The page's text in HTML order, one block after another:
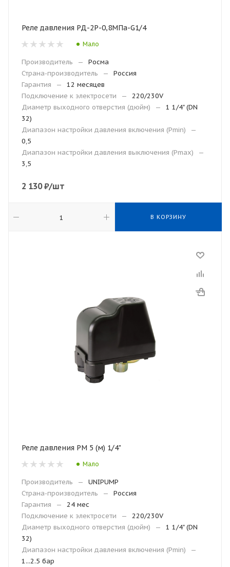
Реле давления РД-2Р-0,8МПа-G1/4
Мало
Производитель —
Росма
Страна-производитель
—
Россия
Гарантия
—
12 месяцев
Подключение к электросети
—
220/230V
Диаметр выходного отверстия (дюйм)
—
1 1/4" (DN
32)
Диапазон настройки давления включения (Рmin)
—
0,5
Диапазон настройки давления выключения (Рmax)
—
3,5
2 130₽/шт
В КОРЗИНУ
Реле давления РМ 5 (м) 1/4"
Мало
Производитель —
UNIPUMP
Страна-производитель
—
Россия
Гарантия
—
24 мес
Подключение к электросети
—
220/230V
Диаметр выходного отверстия (дюйм)
—
1 1/4" (DN
32)
Диапазон настройки давления включения (Рmin)
—
1...2.5 бар